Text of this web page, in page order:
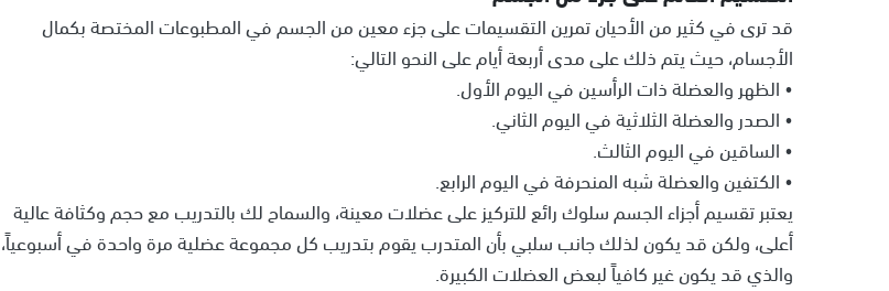
قد ترى في كثير من الأحيان تمرين التقسيمات على جزء معين من الجسم في المطبوعات المختصة بكمال
الأجسام، حيث يتم ذلك على مدى أربعة أيام على النحو التالي:
• الظهر والعضلة ذات الرأسين في اليوم الأول.
• الصدر والعضلة الثلاثية في اليوم الثاني.
• الساقين في اليوم الثالث.
• الكتفين والعضلة شبه المنحرفة في اليوم الرابع.
يعتبر تقسيم أجزاء الجسم سلوك رائع للتركيز على عضلات معينة، والسماح لك بالتدريب مع حجم وكثافة عالية
أعلى، ولكن قد يكون لذلك جانب سلبي بأن المتدرب يقوم بتدريب كل مجموعة عضلية مرة واحدة في أسبوعياً،
والذي قد يكون غير كافياً لبعض العضلات الكبيرة.